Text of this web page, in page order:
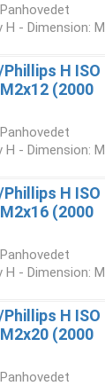
- Dimension: M
H ISO
(2000
- Dimension: M
H ISO
(2000
- Dimension: M
H ISO
(2000